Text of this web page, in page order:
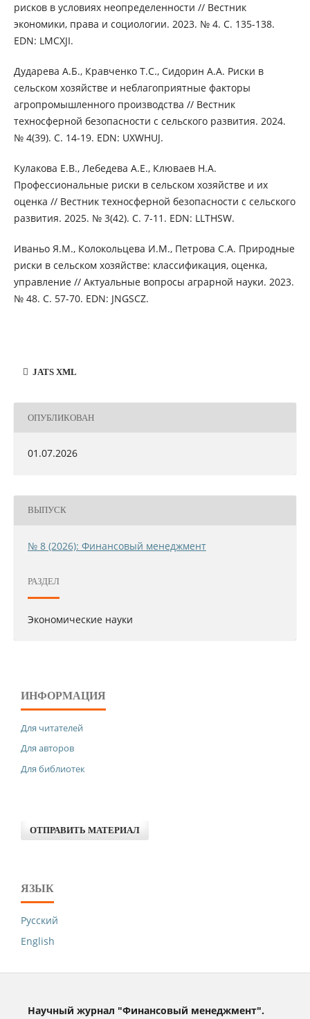
рисков в условиях неопределенности // Вестник
экономики, права и социологии. 2023. № 4. С. 135-138.
EDN: LMCXJI.
Дударева А.Б., Кравченко Т.С., Сидорин А.А. Риски в
сельском хозяйстве и неблагоприятные факторы
агропромышленного производства // Вестник
техносферной безопасности с сельского развития. 2024.
№ 4(39). С. 14-19. EDN: UXWHUJ.
Кулакова Е.В., Лебедева А.Е., Клюваев Н.А.
Профессиональные риски в сельском хозяйстве и их
оценка // Вестник техносферной безопасности с сельского
развития. 2025. № 3(42). С. 7-11. EDN: LLTHSW.
Иваньо Я.М., Колокольцева И.М., Петрова С.А. Природные
риски в сельском хозяйстве: классификация, оценка,
управление // Актуальные вопросы аграрной науки. 2023.
№ 48. С. 57-70. EDN: JNGSCZ.
JATS XML
ОПУБЛИКОВАН
01.07.2026
ВЫПУСК
№ 8 (2026): Финансовый менеджмент
РАЗДЕЛ
Экономические науки
ИНФОРМАЦИЯ
Для читателей
Для авторов
Для библиотек
ОТПРАВИТЬ МАТЕРИАЛ
ЯЗЫК
Русский
English
Научный журнал "Финансовый менеджмент".